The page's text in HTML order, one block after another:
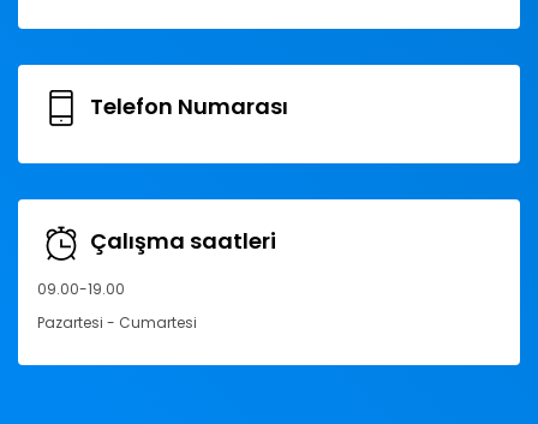
Telefon Numarası
Çalışma saatleri
09.00-19.00
Pazartesi - Cumartesi